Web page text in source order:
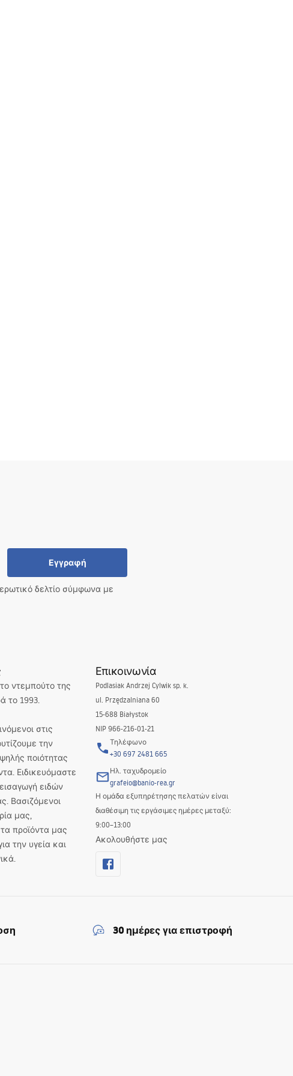
Εγγραφή
δελτίο σύμφωνα με
ντεμπούτο της
το 1993.
στις
την
ποιότητας
Ειδικευόμαστε
ειδών
Βασιζόμενοι
μας,
προϊόντα μας
την υγεία και
Επικοινωνία
Podlasiak Andrzej Cylwik sp. k.
ul. Przędzalniana 60
15-688 Białystok
NIP 966-216-01-21
Τηλέφωνο
+30 697 2481 665
Ηλ. ταχυδρομείο
grafeio@banio-rea.gr
Η ομάδα εξυπηρέτησης πελατών είναι
διαθέσιμη τις εργάσιμες ημέρες μεταξύ:
9:00–13:00
Ακολουθήστε μας
30 ημέρες για επιστροφή